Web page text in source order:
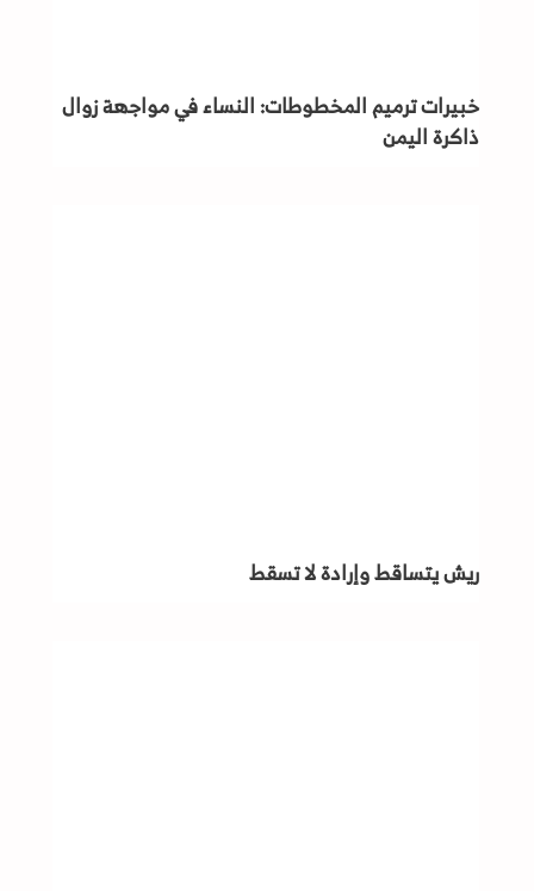
خبيرات ترميم المخطوطات: النساء في مواجهة زوال
ذاكرة اليمن
ريش يتساقط وإرادة لا تسقط